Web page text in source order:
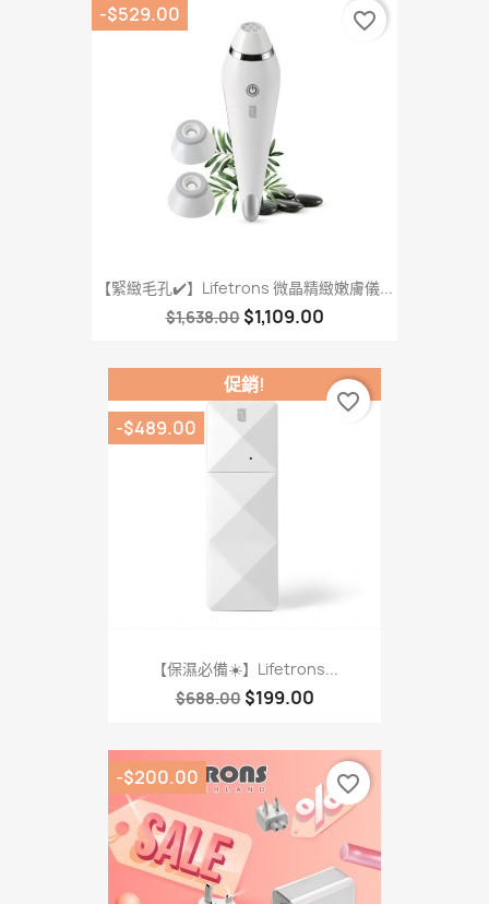
【緊緻毛孔✔️】Lifetrons 微晶精緻嫩膚儀...
$1,638.00 $1,109.00
-$529.00 favorite_border
【保濕必備☀️】Lifetrons...
$688.00 $199.00
促銷!
-$489.00
favorite_border
-$200.00 favorite_border